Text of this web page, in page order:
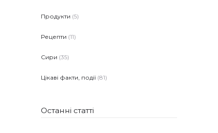
Продукти (5)
Рецепти (11)
Сири (35)
Цікаві факти, події (81)
Останні статті